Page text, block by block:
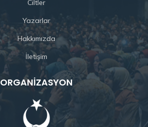
Ciltler
Yazarlar
Hakkımızda
İletişim
ORGANIZASYON